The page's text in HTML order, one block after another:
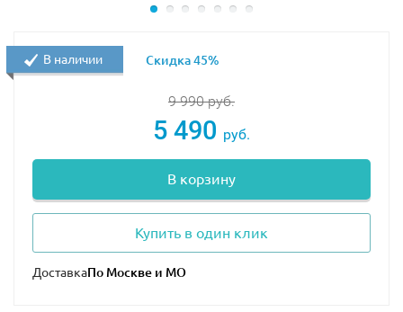
блоки, большой валун.
Размеры:
грузовик — 11×14×7 см.
9 990руб.
5 490 руб.
В корзину
Купить в один клик
Доставка
В наличии Скидка 45%